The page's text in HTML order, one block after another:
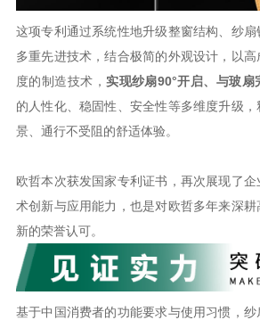
这项专利通过系统性地升级整窗结构、纱
多重先进技术，结合极简的外观设计，以
度的制造技术，实现纱扇90°开启、与玻扇
的人性化、稳固性、安全性等多维度升级
景、通行不受阻的舒适体验。
欧哲本次获发国家专利证书，再次展现了
术创新与应用能力，也是对欧哲多年来深
新的荣誉认可。
基于中国消费者的功能要求与使用习惯，